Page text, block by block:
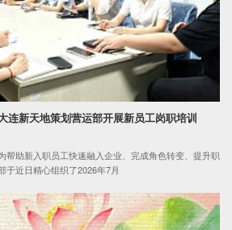
新天地策划营运部开展新员工岗职培训
帮助新入职员工快速融入企业、完成角色转变、提升职
于近日精心组织了2026年7月